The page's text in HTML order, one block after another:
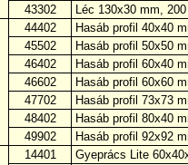
43302
Léc 130x30 mm,
44402
Hasáb profil 40x40
45502
Hasáb profil 50x50
46402
Hasáb profil 60x40
46602
Hasáb profil 60x60
47702
Hasáb profil 73x73
48402
Hasáb profil 80x40
49902
Hasáb profil 92x92
14401
Gyeprács Lite